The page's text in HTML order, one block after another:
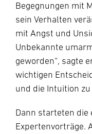
Begegnungen mit
sein Verhalten
mit Angst und
Unbekannte
geworden“, sagte
wichtigen
und die Intuition
Dann starteten die
Expertenvorträge.